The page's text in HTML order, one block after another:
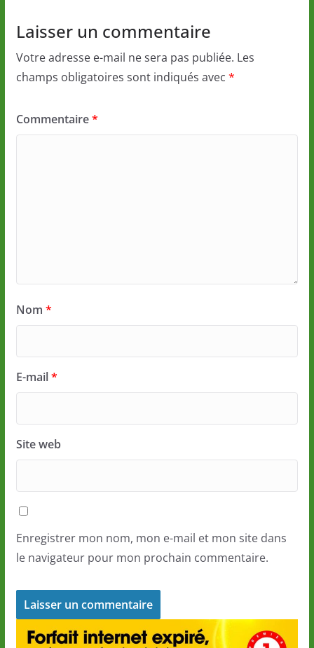
Laisser un commentaire
Votre adresse e-mail ne sera pas publiée. Les
champs obligatoires sont indiqués avec *
Commentaire*
Nom *
E-mail*
Site web
Enregistrer mon nom, mon e-mail et mon site dans
le navigateur pour mon prochain commentaire.